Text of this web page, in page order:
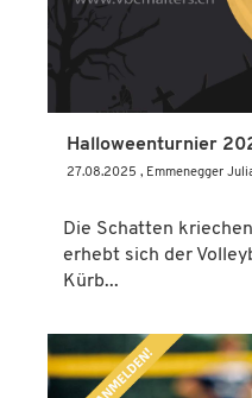
Halloweenturnier
27.08.2025 , Emmenegger
Die Schatten
erhebt sich der
Kürb...